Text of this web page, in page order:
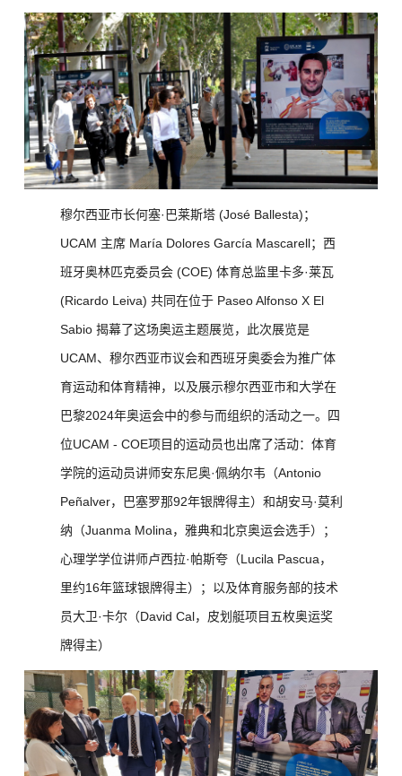
穆尔西亚市长何塞·巴莱斯塔 (José Ballesta)；
UCAM 主席 María Dolores García Mascarell；西
班牙奥林匹克委员会 (COE) 体育总监里卡多·莱瓦
(Ricardo Leiva) 共同在位于 Paseo Alfonso X El
Sabio 揭幕了这场奥运主题展览， 此次展览是
UCAM、穆尔西亚市议会和西班牙奥委会为推广体
育运动和体育精神，以及展示穆尔西亚市和大学在
巴黎2024年奥运会中的参与而组织的活动之一。四
位UCAM - COE项目的运动员也出席了活动：体育
学院的运动员讲师安东尼奥·佩纳尔韦（Antonio
Peñalver，巴塞罗那92年银牌得主）和胡安马·莫利
纳（Juanma Molina，雅典和北京奥运会选手）；
心理学学位讲师卢西拉·帕斯夸（Lucila Pascua，
里约16年篮球银牌得主）；以及体育服务部的技术
员大卫·卡尔（David Cal，皮划艇项目五枚奥运奖
牌得主）